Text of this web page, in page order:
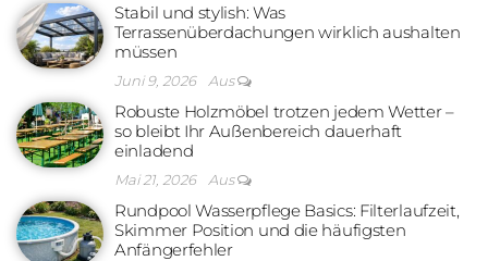
Stabil und stylish: Was
Terrassenüberdachungen wirklich aushalten
müssen
Juni 9, 2026 Aus
Robuste Holzmöbel trotzen jedem Wetter –
so bleibt Ihr Außenbereich dauerhaft
einladend
Mai 21, 2026 Aus
Rundpool Wasserpflege Basics: Filterlaufzeit,
Skimmer Position und die häufigsten
Anfängerfehler